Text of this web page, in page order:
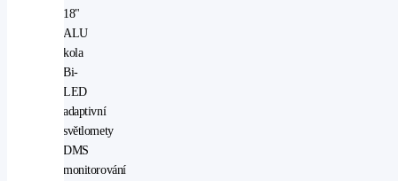
18"
ALU
kola
Bi-
LED
adaptivní
světlomety
DMS
monitorování